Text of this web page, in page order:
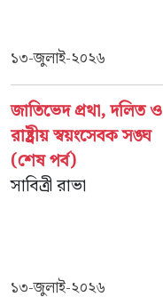
১৩-জুলাই-২০২৬
জাতিভেদ প্রথা, দলিত ও
রাষ্ট্রীয় স্বয়ংসেবক সঙ্ঘ
(শেষ পর্ব)
সাবিত্রী রাভা
১৩-জুলাই-২০২৬